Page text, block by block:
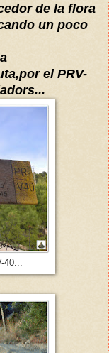
de la flora
un poco
el PRV-
40...